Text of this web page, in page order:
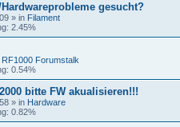
gesucht?
» in Filament
2.45%
RF1000 Forumstalk
0.54%
bitte FW akualisieren!!!
» in Hardware
0.82%